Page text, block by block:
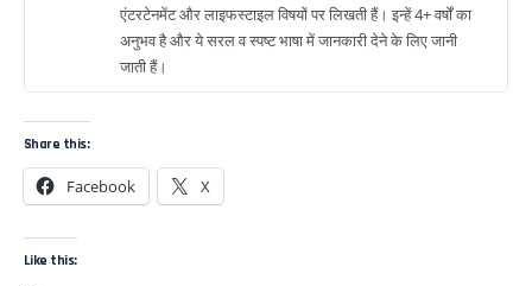
एंटरटेनमेंट और लाइफस्टाइल विषयों पर लिखती हैं। इन्हें 4+ वर्षों का
अनुभव है और ये सरल व स्पष्ट भाषा में जानकारी देने के लिए जानी
जाती हैं।
Share this:
Facebook X
Like this: